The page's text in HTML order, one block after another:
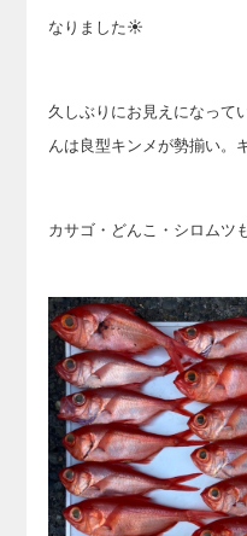
なりました☀
久しぶりにお見えになって
んは良型キンメが勢揃い。
カサゴ・どんこ・シロム